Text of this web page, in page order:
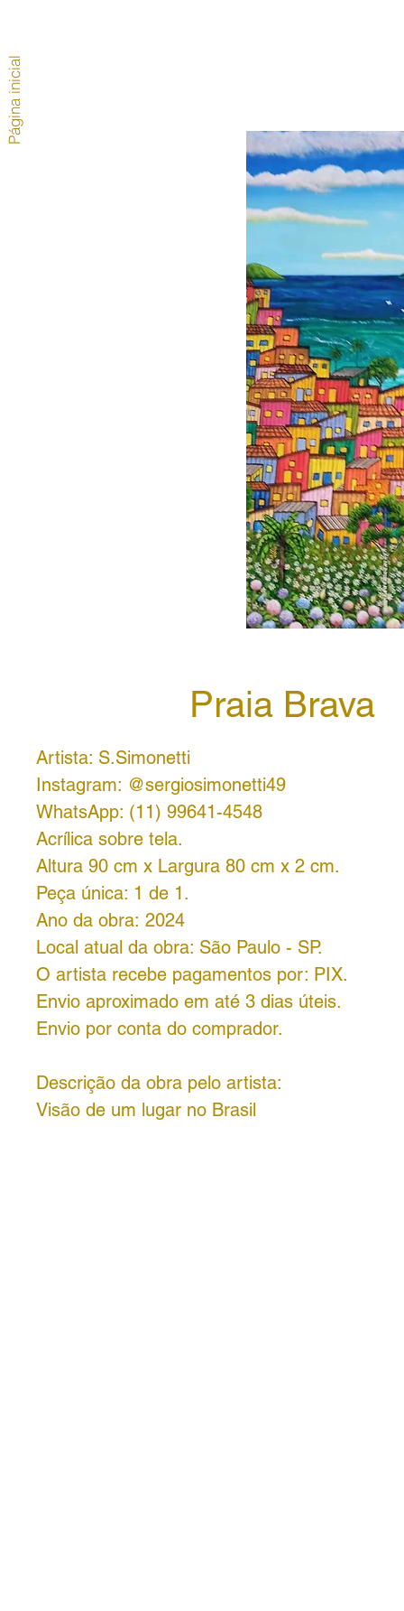
Praia Brava
Artista: S.Simonetti
Instagram: @sergiosimonetti49
WhatsApp: (11) 99641-4548
Acrílica sobre tela.
Altura 90 cm x Largura 80 cm x 2 cm.
Peça única: 1 de 1.
Ano da obra: 2024
Local atual da obra: São Paulo - SP.
O artista recebe pagamentos por: PIX.
Envio aproximado em até 3 dias úteis.
Envio por conta do comprador.
Descrição da obra pelo artista:
Visão de um lugar no Brasil
Página inicial